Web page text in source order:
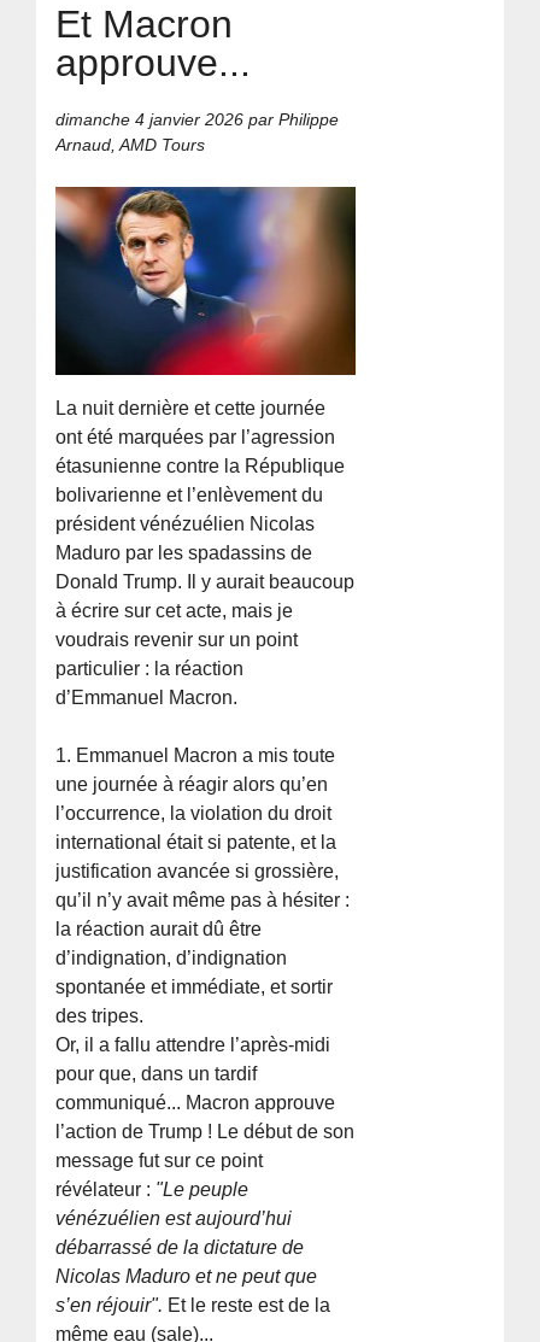
Et Macron
approuve...
dimanche 4 janvier 2026 par Philippe
Arnaud, AMD Tours
La nuit dernière et cette journée
ont été marquées par l’agression
étasunienne contre la République
bolivarienne et l’enlèvement du
président vénézuélien Nicolas
Maduro par les spadassins de
Donald Trump. Il y aurait beaucoup
à écrire sur cet acte, mais je
voudrais revenir sur un point
particulier : la réaction
d’Emmanuel Macron.
1. Emmanuel Macron a mis toute
une journée à réagir alors qu’en
l’occurrence, la violation du droit
international était si patente, et la
justification avancée si grossière,
qu’il n’y avait même pas à hésiter :
la réaction aurait dû être
d’indignation, d’indignation
spontanée et immédiate, et sortir
des tripes.
Or, il a fallu attendre l’après-midi
pour que, dans un tardif
communiqué... Macron approuve
l’action de Trump ! Le début de son
message fut sur ce point
révélateur : "Le peuple
vénézuélien est aujourd’hui
débarrassé de la dictature de
Nicolas Maduro et ne peut que
s’en réjouir". Et le reste est de la
même eau (sale)...